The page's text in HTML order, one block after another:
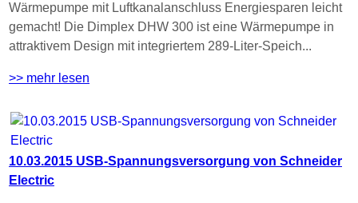
Wärmepumpe mit Luftkanalanschluss Energiesparen leicht
gemacht! Die Dimplex DHW 300 ist eine Wärmepumpe in
attraktivem Design mit integriertem 289-Liter-Speich...
>> mehr lesen
10.03.2015 USB-Spannungsversorgung von Schneider
Electric